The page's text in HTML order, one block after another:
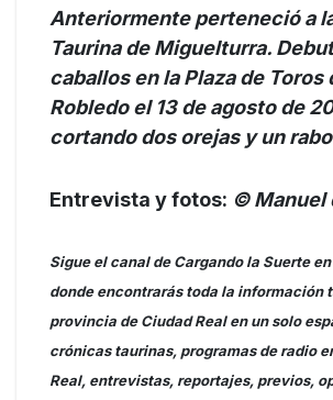
Anteriormente perteneció a
Taurina de Miguelturra.
caballos en la Plaza de Toros
Robledo el 13 de agosto de
cortando dos orejas y un
Entrevista y fotos: © Manuel
Sigue el canal de Cargando la Suerte
donde encontrarás toda la información
provincia de Ciudad Real en un solo
crónicas taurinas, programas de radio
Real, entrevistas, reportajes, previos,